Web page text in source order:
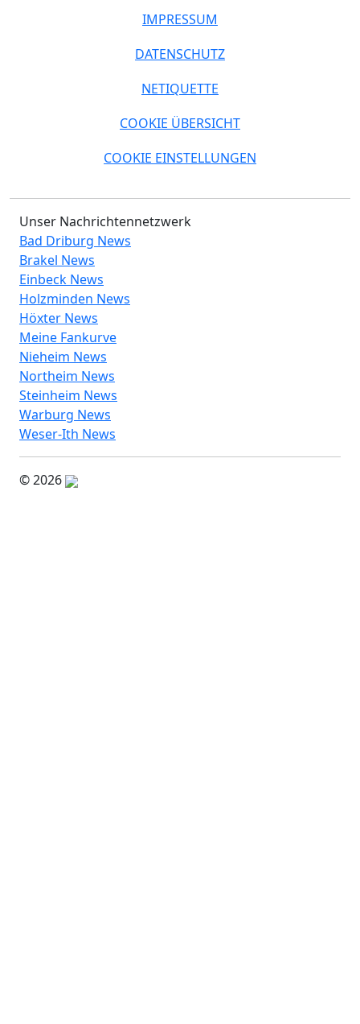
IMPRESSUM
DATENSCHUTZ
NETIQUETTE
COOKIE ÜBERSICHT
COOKIE EINSTELLUNGEN
Unser Nachrichtennetzwerk
Bad Driburg News
Brakel News
Einbeck News
Holzminden News
Höxter News
Meine Fankurve
Nieheim News
Northeim News
Steinheim News
Warburg News
Weser-Ith News
© 2026